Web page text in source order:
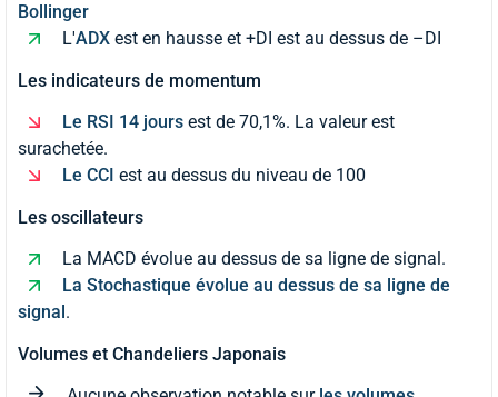
Bollinger
L'ADX est en hausse et +DI est au dessus de –DI
Les indicateurs de momentum
Le RSI 14 jours est de 70,1%. La valeur est
surachetée.
Le CCI est au dessus du niveau de 100
Les oscillateurs
La MACD évolue au dessus de sa ligne de signal.
La Stochastique évolue au dessus de sa ligne de
signal .
Volumes et Chandeliers Japonais